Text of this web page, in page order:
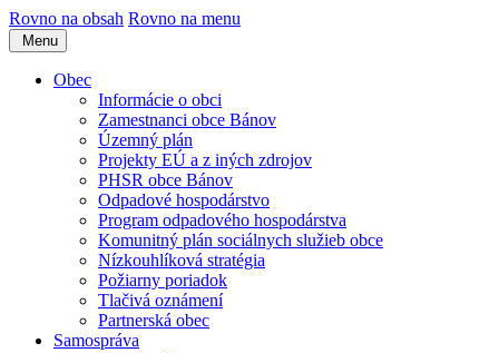
Rovno na obsah Rovno na menu
Menu
Obec
Informácie o obci
Zamestnanci obce Bánov
Územný plán
Projekty EÚ a z iných zdrojov
PHSR obce Bánov
Odpadové hospodárstvo
Program odpadového hospodárstva
Komunitný plán sociálnych služieb obce
Nízkouhlíková stratégia
Požiarny poriadok
Tlačivá oznámení
Partnerská obec
Samospráva